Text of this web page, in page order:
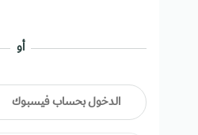
أو
الدخول بحساب فيسبوك